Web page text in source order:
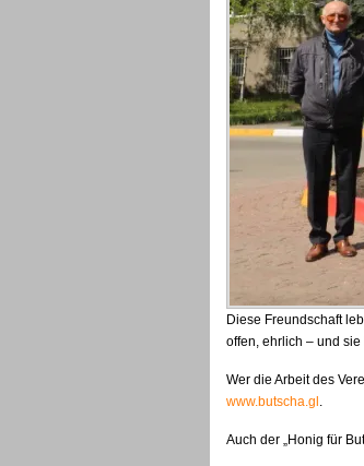
Diese Freundschaft
offen, ehrlich – und
Wer die Arbeit des
www.butscha.gl .
Auch der „Honig für